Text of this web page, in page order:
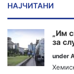
НАЈЧИТАНИ
„Им
за
under